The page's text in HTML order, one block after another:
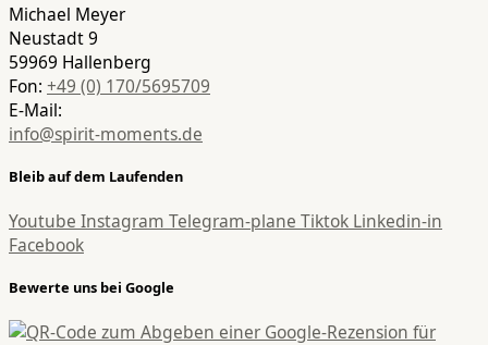
Michael Meyer
Neustadt 9
59969 Hallenberg
Fon: +49 (0) 170/5695709
E-Mail:
info@spirit-moments.de
Bleib auf dem Laufenden
Youtube Instagram Telegram-plane Tiktok Linkedin-in
Facebook
Bewerte uns bei Google